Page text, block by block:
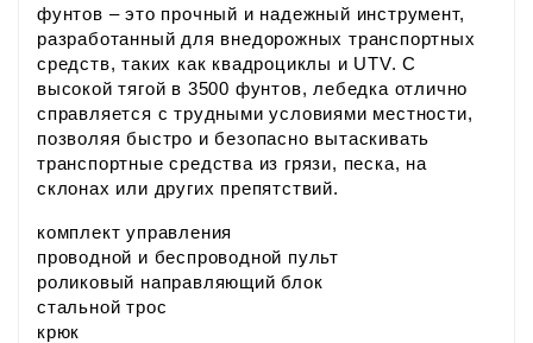
фунтов – это прочный и надежный инструмент,
разработанный для внедорожных транспортных
средств, таких как квадроциклы и UTV. С
высокой тягой в 3500 фунтов, лебедка отлично
справляется с трудными условиями местности,
позволяя быстро и безопасно вытаскивать
транспортные средства из грязи, песка, на
склонах или других препятствий.
комплект управления
проводной и беспроводной пульт
роликовый направляющий блок
стальной трос
крюк